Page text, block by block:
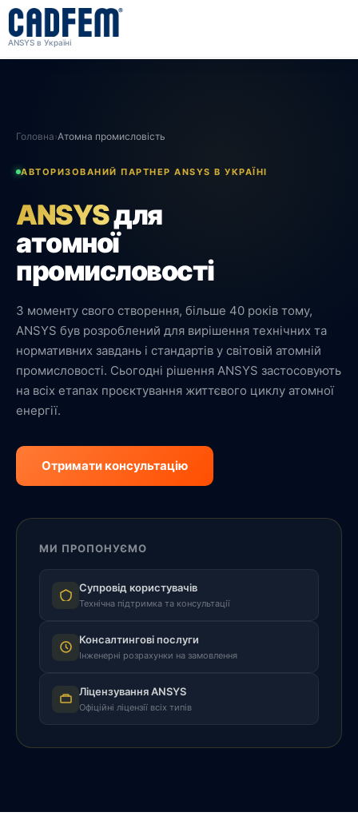
ANSYS в Україні
Головна›Атомна промисловість
АВТОРИЗОВАНИЙ ПАРТНЕР ANSYS В УКРАЇНІ
ANSYSдля
атомної
промисловості
З моменту свого створення, більше 40 років тому,
ANSYS був розроблений для вирішення технічних та
нормативних завдань і стандартів у світовій атомній
промисловості. Сьогодні рішення ANSYS застосовують
на всіх етапах проєктування життєвого циклу атомної
енергії.
Отримати консультацію
МИ ПРОПОНУЄМО
Супровід користувачів
Технічна підтримка та консультації
Консалтингові послуги
Інженерні розрахунки на замовлення
Ліцензування ANSYS
Офіційні ліцензії всіх типів